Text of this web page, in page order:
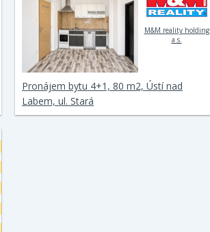
M&M reality holding
a.s.
Pronájem bytu 4+1, 80 m2, Ústí nad
Labem, ul. Stará